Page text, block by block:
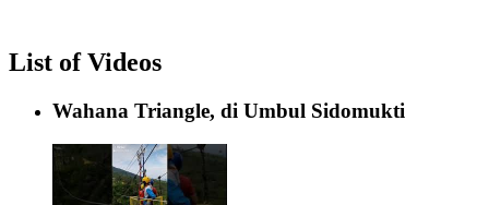
List of Videos
Wahana Triangle, di Umbul Sidomukti